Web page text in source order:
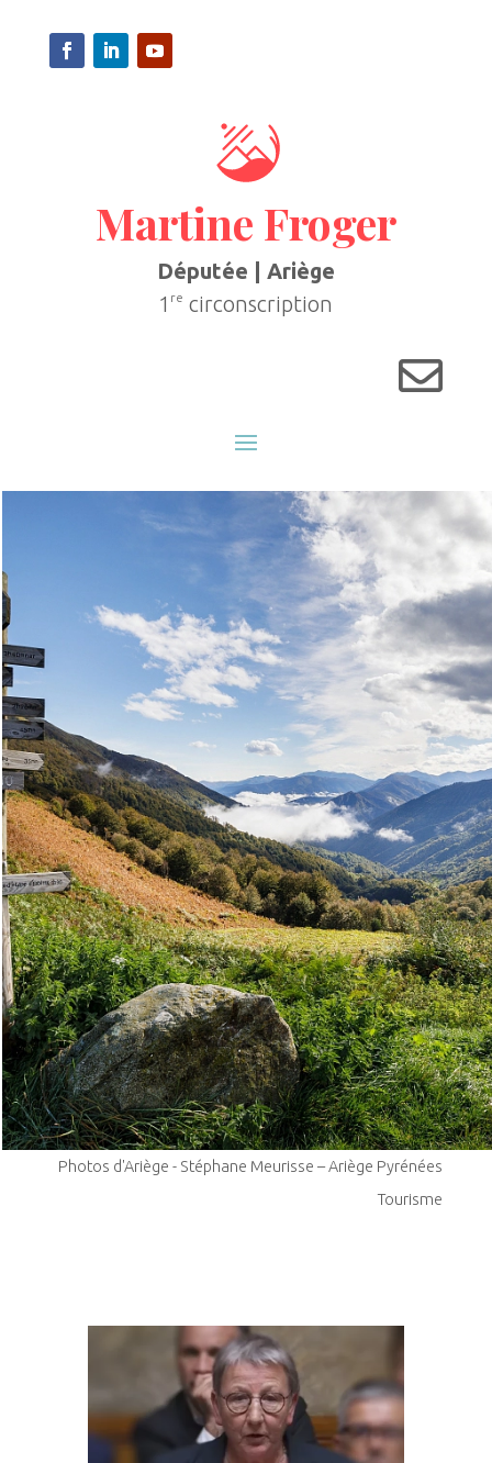
Martine Froger
Députée | Ariège
1 re circonscription

Photos d'Ariège - Stéphane Meurisse – Ariège Pyrénées
Tourisme